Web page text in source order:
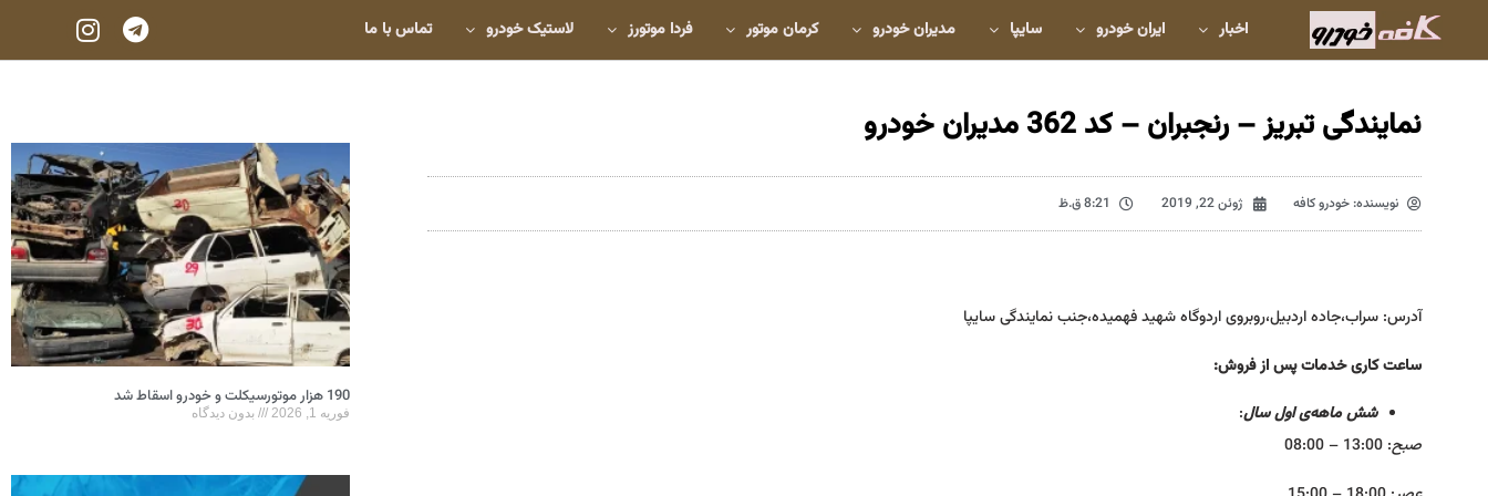
اخبار ایران خودرو سایپا مدیران خودرو کرمان موتور فردا موتورز لاستیک خودرو تماس با ما
نمایندگی تبریز – رنجبران – کد 362 مدیران خودرو
نویسنده: خودرو کافه ژوئن 22, 2019 8:21 ق.ظ
آدرس: سراب،جاده اردبیل،روبروی اردوگاه شهید فهمیده،جنب نمایندگی سایپا
ساعت کاریخدمات پس از فروش:
شش ماهه‌ی اول سال:
صبح: 13:00 – 08:00
190 هزار موتورسیکلت و خودرو اسقاط شد
فوریه 1, 2026 بدون دیدگاه